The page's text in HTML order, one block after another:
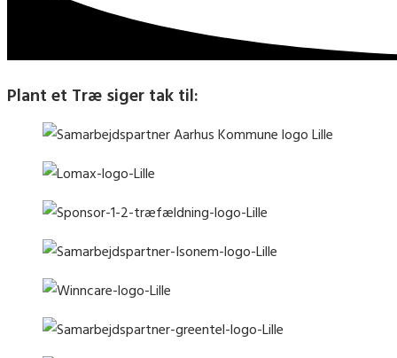
Plant et Træ siger tak til: